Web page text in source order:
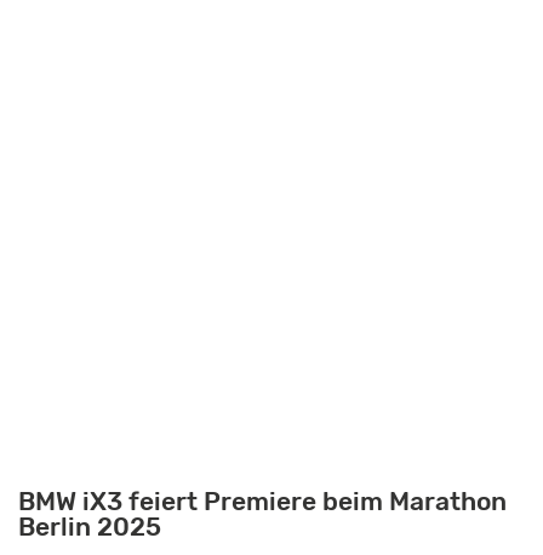
BMW iX3 feiert Premiere beim Marathon
Berlin 2025